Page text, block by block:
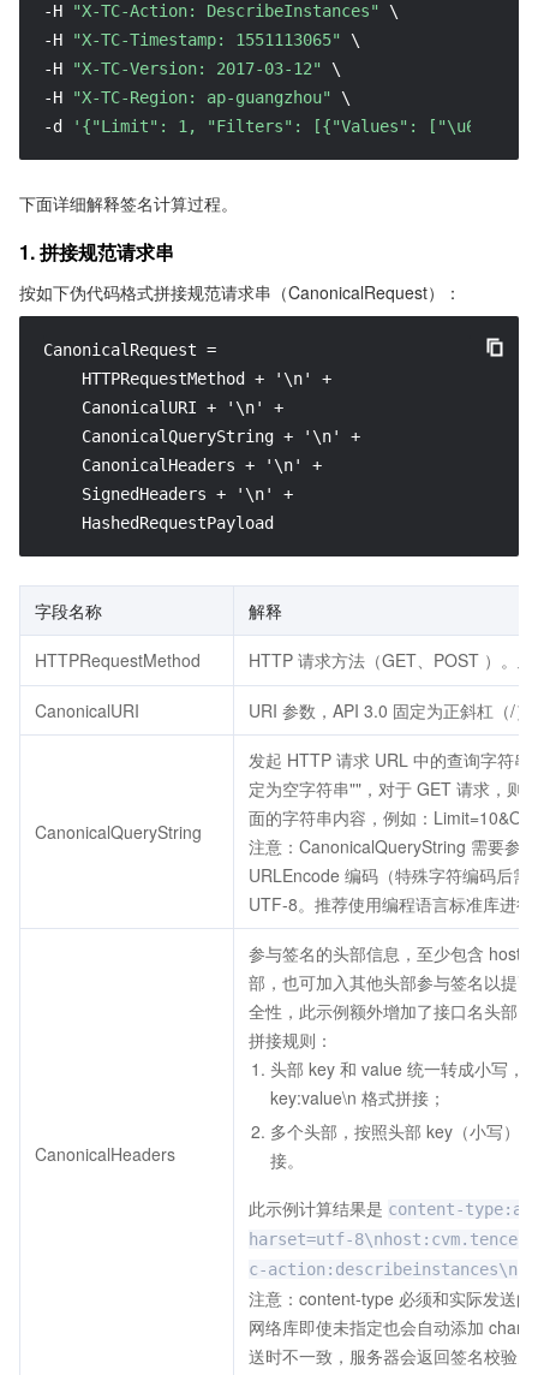
-H
"X-TC-Action: DescribeInstances"
\
-H
"X-TC-Timestamp: 1551113065"
\
-H
"X-TC-Version: 2017-03-12"
\
-H
"X-TC-Region: ap-guangzhou"
\
-d
'{"Limit": 1, "Filters": [{"Values":
下面详细解释签名计算过程。
1. 拼接规范请求串
按如下伪代码格式拼接规范请求串（CanonicalRequest）：
CanonicalRequest =
    HTTPRequestMethod + '\n' +
    CanonicalURI + '\n' +
    CanonicalQueryString + '\n' +
    CanonicalHeaders + '\n' +
    SignedHeaders + '\n' +
    HashedRequestPayload
字段名称 解释
HTTPRequestMethod HTTP 请求方法（GET、POST ）。
CanonicalURI URI 参数，API 3.0 固定为正斜杠（/）
CanonicalQueryString
发起 HTTP 请求 URL 中的查询字符
定为空字符串""，对于 GET 请求，则
面的字符串内容，例如：
注意：CanonicalQueryString 需要参
URLEncode 编码（特殊字符编码后需
UTF-8。推荐使用编程语言标准库进
CanonicalHeaders
参与签名的头部信息，至少包含 host
部，也可加入其他头部参与签名以提
全性，此示例额外增加了接口名头部。
拼接规则：
头部 key 和 value 统一转成小写，
key:value\n 格式拼接；
多个头部，按照头部 key（小写）
接。
此示例计算结果是 content-
harset=utf-
c-action:describeinstances\n
注意：content-type 必须和实际发送
网络库即使未指定也会自动添加
送时不一致，服务器会返回签名校验